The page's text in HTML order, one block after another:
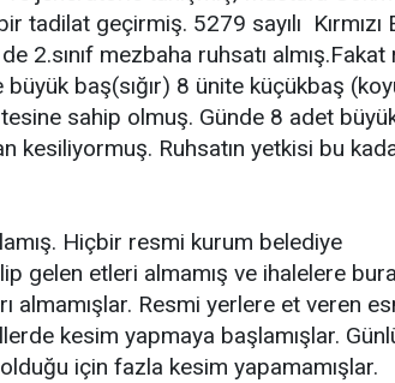
tadilat geçirmiş. 5279 sayılı  Kırmızı
2.sınıf mezbaha ruhsatı
baş(sığır) 8 ünite küçükbaş
sahip olmuş. Günde 8 adet
kesiliyormuş. Ruhsatın yetkisi bu
Hiçbir resmi kurum belediye
gelen etleri almamış ve ihalelere
almamışlar. Resmi yerlere et veren
kesim yapmaya başlamışlar.
için fazla kesim yapamamışlar.